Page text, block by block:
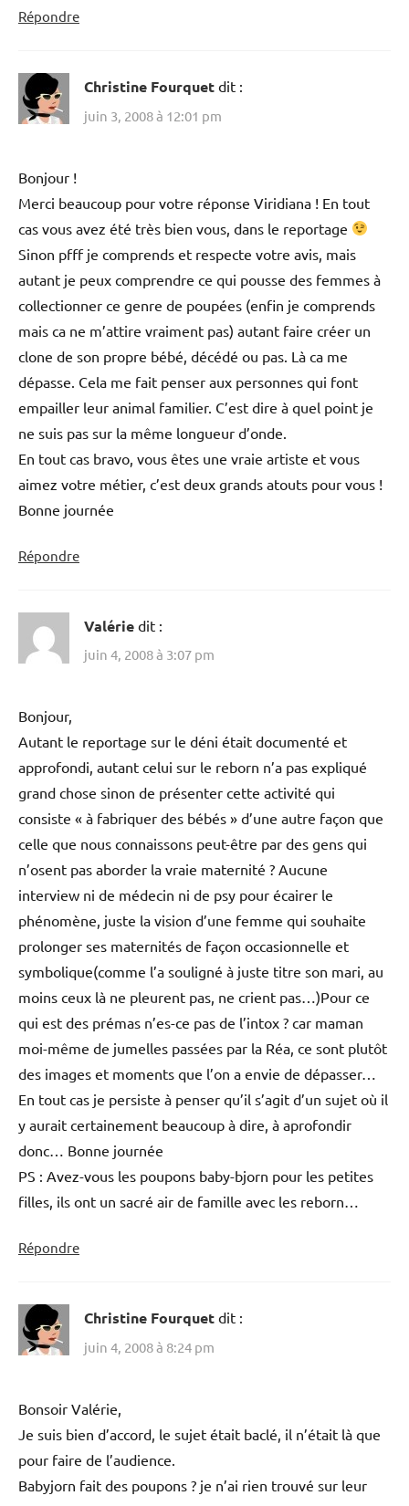
Répondre
Christine Fourquet dit :
juin 3, 2008 à 12:01 pm
Bonjour !
Merci beaucoup pour votre réponse Viridiana ! En tout
cas vous avez été très bien vous, dans le reportage
Sinon pfff je comprends et respecte votre avis, mais
autant je peux comprendre ce qui pousse des femmes à
collectionner ce genre de poupées (enfin je comprends
mais ca ne m’attire vraiment pas) autant faire créer un
clone de son propre bébé, décédé ou pas. Là ca me
dépasse. Cela me fait penser aux personnes qui font
empailler leur animal familier. C’est dire à quel point je
ne suis pas sur la même longueur d’onde.
En tout cas bravo, vous êtes une vraie artiste et vous
aimez votre métier, c’est deux grands atouts pour vous !
Bonne journée
Répondre
Valérie dit :
juin 4, 2008 à 3:07 pm
Bonjour,
Autant le reportage sur le déni était documenté et
approfondi, autant celui sur le reborn n’a pas expliqué
grand chose sinon de présenter cette activité qui
consiste « à fabriquer des bébés » d’une autre façon que
celle que nous connaissons peut-être par des gens qui
n’osent pas aborder la vraie maternité ? Aucune
interview ni de médecin ni de psy pour écairer le
phénomène, juste la vision d’une femme qui souhaite
prolonger ses maternités de façon occasionnelle et
symbolique(comme l’a souligné à juste titre son mari, au
moins ceux là ne pleurent pas, ne crient pas…)Pour ce
qui est des prémas n’es-ce pas de l’intox ? car maman
moi-même de jumelles passées par la Réa, ce sont plutôt
des images et moments que l’on a envie de dépasser…
En tout cas je persiste à penser qu’il s’agit d’un sujet où il
y aurait certainement beaucoup à dire, à aprofondir
donc… Bonne journée
PS : Avez-vous les poupons baby-bjorn pour les petites
filles, ils ont un sacré air de famille avec les reborn…
Répondre
Christine Fourquet dit :
juin 4, 2008 à 8:24 pm
Bonsoir Valérie,
Je suis bien d’accord, le sujet était baclé, il n’était là que
pour faire de l’audience.
Babyjorn fait des poupons ? je n’ai rien trouvé sur leur